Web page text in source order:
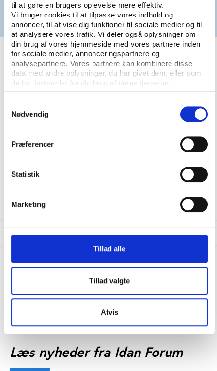
til at gøre en brugers oplevelse mere effektiv.
Vi bruger cookies til at tilpasse vores indhold og
annoncer, til at vise dig funktioner til sociale medier og til
at analysere vores trafik. Vi deler også oplysninger om
din brug af vores hjemmeside med vores partnere inden
for sociale medier, annonceringspartnere og
analysepartnere. Vores partnere kan kombinere disse
data med andre oplysninger, du har givet dem, eller som
de har indsamlet fra din brug af deres tjenester.
Nødvendig
Præferencer
Statistik
Marketing
Tillad alle
Tillad valgte
Afvis
Mail: peter.forsberg@idan.dk
Mobil: +45 4088 5279
2023
Idan Forum webinar: Nytårskur (26. januar 2023)
Læs nyheder fra Idan Forum